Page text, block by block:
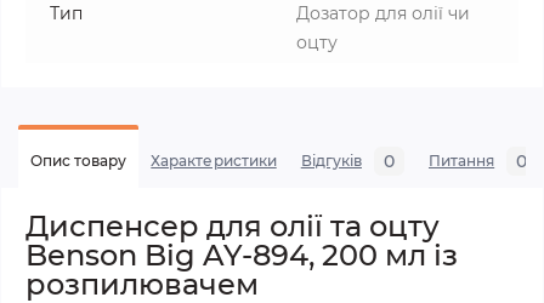
Тип
Дозатор для олії чи
оцту
Опис товару Характеристики Відгуків 0 Питання 0
Диспенсер для олії та оцту
Benson Big AY-894, 200 мл із
розпилювачем